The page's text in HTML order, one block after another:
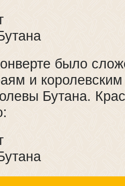
было
и
Бутана.